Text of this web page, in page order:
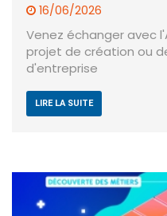
16/06/2026
Venez échanger avec
projet de création ou
d'entreprise
LIRE LA SUITE